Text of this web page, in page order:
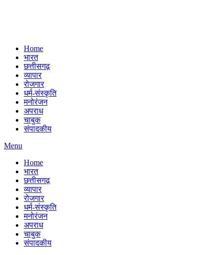
Home
भारत
छत्तीसगढ़
व्यापार
रोजगार
धर्म-संस्कृति
मनोरंजन
अपराध
चाबुक
संपादकीय
Menu
Home
भारत
छत्तीसगढ़
व्यापार
रोजगार
धर्म-संस्कृति
मनोरंजन
अपराध
चाबुक
संपादकीय